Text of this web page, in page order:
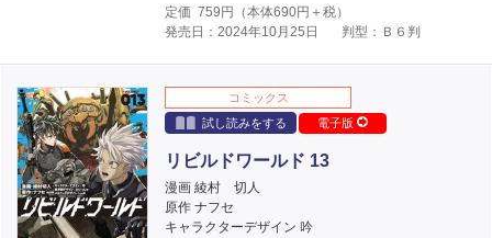
定価 759 円（本体690円＋税）
発売日：2024年10月25日
判型：Ｂ６判
コミックス
試し読みをする
電子版
リビルドワールド 13
漫画 綾村 切人
原作 ナフセ
キャラクターデザイン 吟